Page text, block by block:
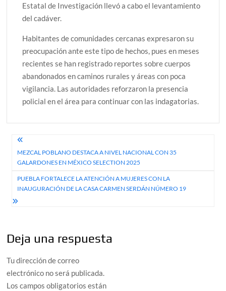
Estatal de Investigación llevó a cabo el levantamiento
del cadáver.
Habitantes de comunidades cercanas expresaron su
preocupación ante este tipo de hechos, pues en meses
recientes se han registrado reportes sobre cuerpos
abandonados en caminos rurales y áreas con poca
vigilancia. Las autoridades reforzaron la presencia
policial en el área para continuar con las indagatorias.
Navegación
de
entradas
MEZCAL POBLANO DESTACA A NIVEL NACIONAL CON 35
GALARDONES EN MÉXICO SELECTION 2025
PUEBLA FORTALECE LA ATENCIÓN A MUJERES CON LA
INAUGURACIÓN DE LA CASA CARMEN SERDÁN NÚMERO 19
Deja una respuesta
Tu dirección de correo
electrónico no será publicada.
Los campos obligatorios están